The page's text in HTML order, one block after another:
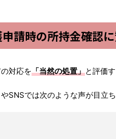
請時の所持金確認
対応を「当然の処置」と評価
SNSでは次のような声が目立ち